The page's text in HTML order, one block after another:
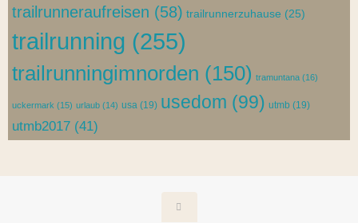
trailrunneraufreisen (58) trailrunnerzuhause (25)
trailrunning (255)
trailrunningimnorden (150) tramuntana (16)
uckermark (15) urlaub (14) usa (19) usedom (99) utmb (19)
utmb2017 (41)